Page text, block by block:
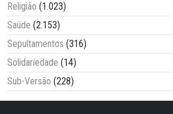
Religião (1.023)
Saúde (2.153)
Sepultamentos (316)
Solidariedade (14)
Sub-Versão (228)